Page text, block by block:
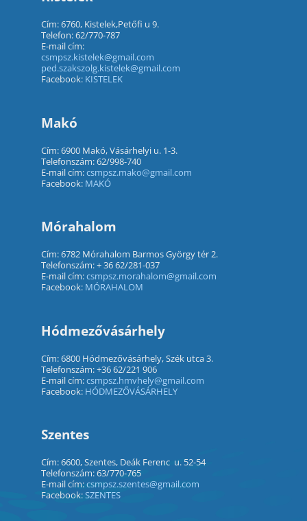
Cím: 6760, Kistelek,Petőfi u 9.
Telefon: 62/770-787
E-mail cím:
csmpsz.kistelek@gmail.com
ped.szakszolg.kistelek@gmail.com
Facebook: KISTELEK
Makó
Cím: 6900 Makó, Vásárhelyi u. 1-3.
Telefonszám: 62/998-740
E-mail cím:csmpsz.mako@gmail.com
Facebook: MAKÓ
Mórahalom
Cím: 6782 Mórahalom Barmos György tér 2.
Telefonszám: + 36 62/281-037
E-mail cím:csmpsz.morahalom@gmail.com
Facebook: MÓRAHALOM
Hódmezővásárhely
Cím: 6800 Hódmezővásárhely, Szék utca 3.
Telefonszám: +36 62/221 906
E-mail cím:csmpsz.hmvhely@gmail.com
Facebook: HÓDMEZŐVÁSÁRHELY
Szentes
Cím: 6600, Szentes, Deák Ferenc u. 52-54
Telefonszám: 63/770-765
E-mail cím:csmpsz.szentes@gmail.com
Facebook:SZENTES